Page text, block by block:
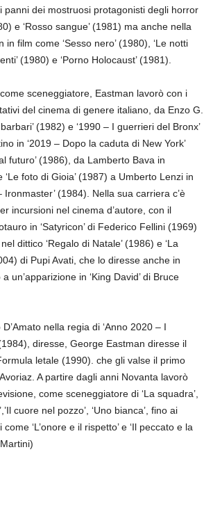
panni dei mostruosi protagonisti degli horror
e ‘Rosso sangue’ (1981) ma anche nella
film come ‘Sesso nero’ (1980), ‘Le notti
(1980) e ‘Porno Holocaust’ (1981).
sceneggiatore, Eastman lavorò con i
del cinema di genere italiano, da Enzo G.
(1982) e ‘1990 – I guerrieri del Bronx’
in ‘2019 – Dopo la caduta di New York’
futuro’ (1986), da Lamberto Bava in
‘Le foto di Gioia’ (1987) a Umberto Lenzi in
Ironmaster’ (1984). Nella sua carriera c’è
incursioni nel cinema d’autore, con il
in ‘Satyricon’ di Federico Fellini (1969)
dittico ‘Regalo di Natale’ (1986) e ‘La
di Pupi Avati, che lo diresse anche in
un’apparizione in ‘King David’ di Bruce
nella regia di ‘Anno 2020 – I
diresse, George Eastman diresse il
letale (1990). che gli valse il primo
A partire dagli anni Novanta lavorò
come sceneggiatore di ‘La squadra’,
cuore nel pozzo’, ‘Uno bianca’, fino ai
‘L’onore e il rispetto’ e ‘Il peccato e la